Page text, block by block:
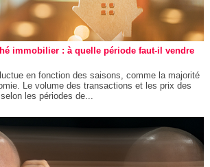
immobilier : à quelle période faut-il vendre
en fonction des saisons, comme la majorité
Le volume des transactions et les prix des
les périodes de...